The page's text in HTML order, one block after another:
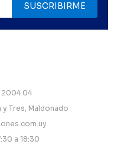
2004 04
y Tres, Maldonado
a 18:30
SUSCRIBIRME